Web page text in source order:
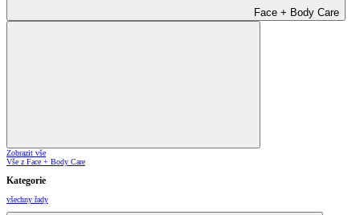
Face + Body Care
Zobrazit vše
Vše z Face + Body Care
Kategorie
všechny řady